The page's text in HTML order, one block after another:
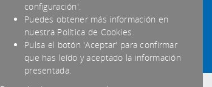
configuración'.
Puedes obtener más información en
nuestra Política de Cookies.
Pulsa el botón 'Aceptar' para confirmar
que has leído y aceptado la información
presentada.